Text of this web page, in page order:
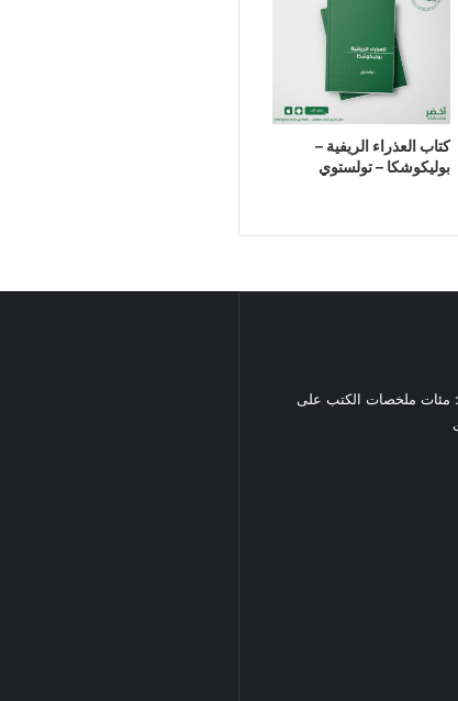
كتاب العذراء الريفية –
بوليكوشكا – تولستوي
ملخصات الكتب على